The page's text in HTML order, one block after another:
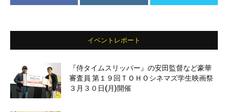
イベントレポート
『侍タイムスリッパー』の安田監督など豪華
審査員 第１９回ＴＯＨＯシネマズ学生映画祭
３月３０日(月)開催